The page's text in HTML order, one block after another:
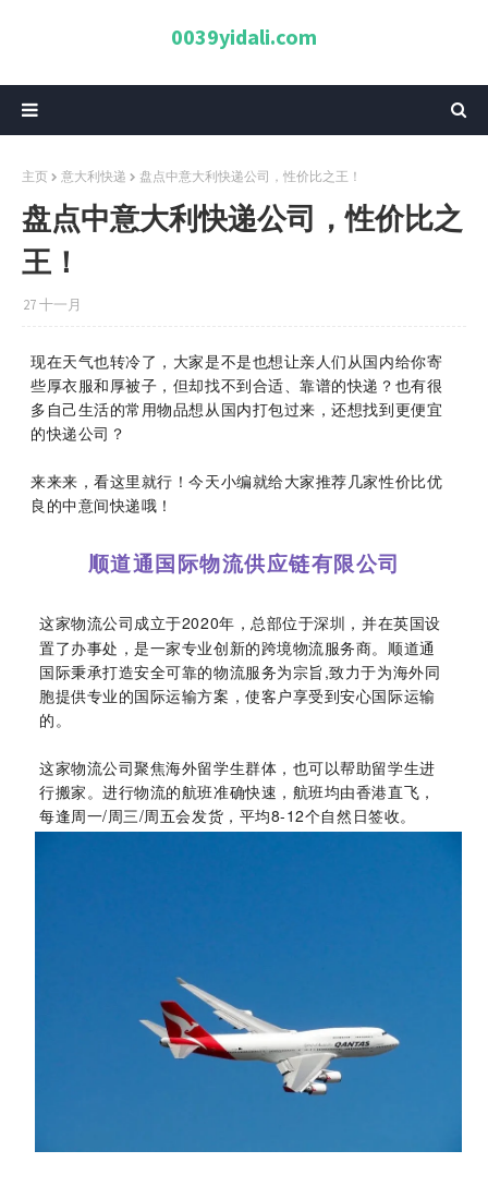
0039yidali.com
主页 意大利快递 盘点中意大利快递公司，性价比之王！
盘点中意大利快递公司，性价比之
王！
27 十一月
现在天气也转冷了，大家是不是也想让亲人们从国内给你寄
些厚衣服和厚被子，但却找不到合适、靠谱的快递？也有很
多自己生活的常用物品想从国内打包过来，还想找到更便宜
的快递公司？
来来来，看这里就行！今天小编就给大家推荐几家性价比优
良的中意间快递哦！
顺道通国际物流供应链有限公司
这家物流公司成立于2020年，总部位于深圳，并在英国设
置了办事处，是一家专业创新的跨境物流服务商。顺道通
国际秉承打造安全可靠的物流服务为宗旨,致力于为海外同
胞提供专业的国际运输方案，使客户享受到安心国际运输
的。
这家物流公司聚焦海外留学生群体，也可以帮助留学生进
行搬家。进行物流的航班准确快速，航班均由香港直飞，
每逢周一/周三/周五会发货，平均8-12个自然日签收。